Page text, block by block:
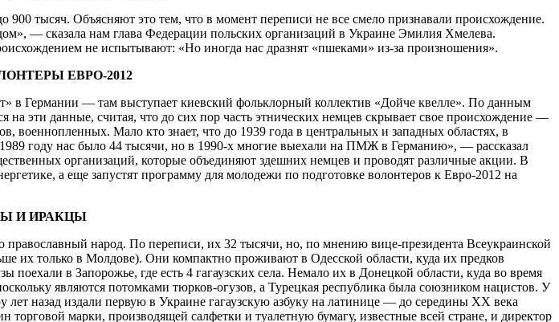
тысяч. Объясняют это тем, что в момент переписи не все смело признавали происхождение.
— сказала нам глава Федерации польских организаций в Украине Эмилия Хмелева.
не испытывают: «Но иногда нас дразнят «пшеками» из-за произношения».
ЕВРО-2012
в Германии — там выступает киевский фольклорный коллектив «Дойче квелле». По данным
эти данные, считая, что до сих пор часть этнических немцев скрывает свое происхождение —
Мало кто знает, что до 1939 года в центральных и западных областях, в
году нас было 44 тысячи, но в 1990-х многие выехали на ПМЖ в Германию», — рассказал
организаций, которые объединяют здешних немцев и проводят различные акции. В
а еще запустят программу для молодежи по подготовке волонтеров к Евро-2012 на
И ИРАКЦЫ
народ. По переписи, их 32 тысячи, но, по мнению вице-президента Всеукраинской
их только в Молдове). Они компактно проживают в Одесской области, куда их предков
поехали в Запорожье, где есть 4 гагаузских села. Немало их в Донецкой области, куда во время
являются потомками тюрков-огузов, а Турецкая республика была союзником нацистов. У
лет назад издали первую в Украине гагаузскую азбуку на латинице — до середины XX века
торговой марки, производящей салфетки и туалетную бумагу, известные всей стране, и директор